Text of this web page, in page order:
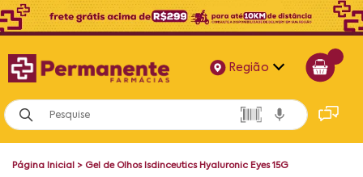
Região
Alagoas
Bahia
Página Inicial > Gel de Olhos Isdinceutics Hyaluronic Eyes 15G